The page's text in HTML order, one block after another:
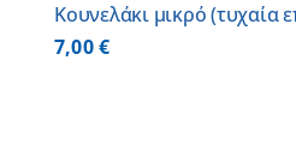
Κουνελάκι μικρό (τυχαία
7,00€